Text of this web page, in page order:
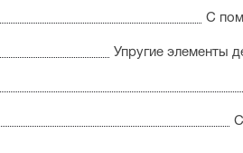
С
Упругие элементы